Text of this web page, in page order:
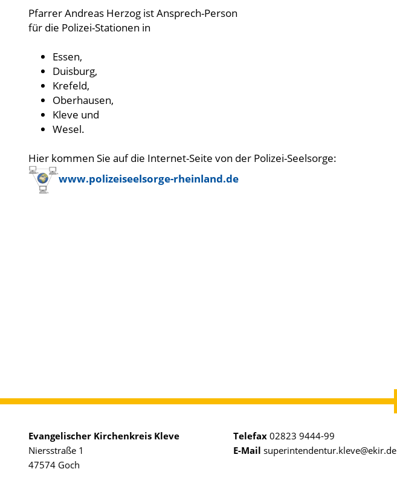
Pfarrer Andreas Herzog ist Ansprech-Person
für die Polizei-Stationen in
Essen,
Duisburg,
Krefeld,
Oberhausen,
Kleve und
Wesel.
Hier kommen Sie auf die Internet-Seite von der Polizei-Seelsorge:
www.polizeiseelsorge-rheinland.de
Evangelischer Kirchenkreis Kleve
Niersstraße 1
47574 Goch
Telefax02823 9444-99
E-Mail superintendentur.kleve@ekir.de